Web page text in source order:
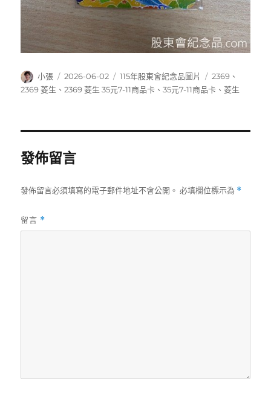
作
者
小張
發
佈
2026-06-02
分
類
115年股東會紀念品圖片
標
籤
2369 、
2369 菱生 、2369 菱生 35元7-11商品卡 、35元7-11商品卡 、菱生
發佈留言
發佈留言必須填寫的電子郵件地址不會公開。 必填欄位標示為 *
留言 *